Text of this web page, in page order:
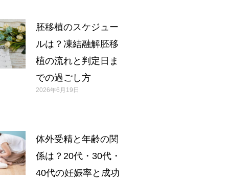
胚移植のスケジュー
ルは？凍結融解胚移
植の流れと判定日ま
での過ごし方
2026年6月19日
体外受精と年齢の関
係は？20代・30代・
40代の妊娠率と成功